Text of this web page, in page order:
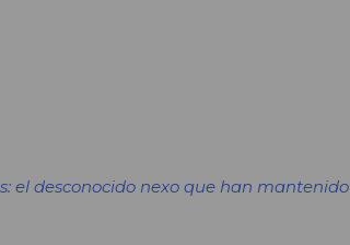
el desconocido nexo que han mantenido